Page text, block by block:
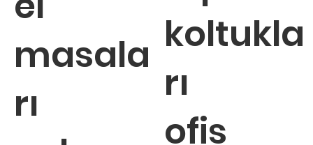
masala
rı
koltukla
rı
ofis